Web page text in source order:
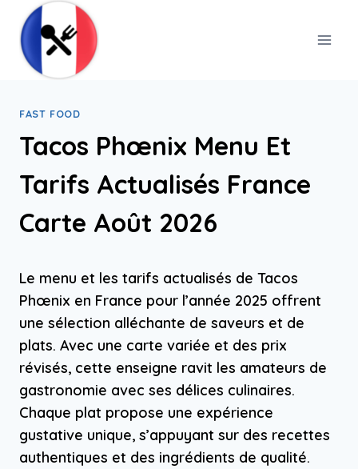
content
FAST FOOD
Tacos Phœnix Menu Et
Tarifs Actualisés France
Carte Août 2026
Le menu et les tarifs actualisés de Tacos
Phœnix en France pour l’année 2025 offrent
une sélection alléchante de saveurs et de
plats. Avec une carte variée et des prix
révisés, cette enseigne ravit les amateurs de
gastronomie avec ses délices culinaires.
Chaque plat propose une expérience
gustative unique, s’appuyant sur des recettes
authentiques et des ingrédients de qualité.